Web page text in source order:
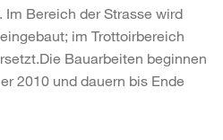
Bereich der Strasse wird
im Trottoirbereich
Bauarbeiten beginnen
2010 und dauern bis Ende